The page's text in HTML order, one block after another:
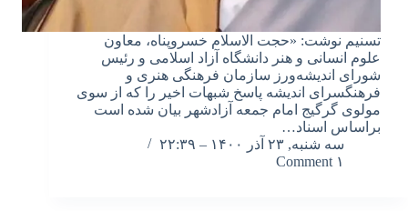
تسنیم نوشت: «حجت الاسلام خسروپناه، معاون
علوم انسانی و هنر دانشگاه آزاد اسلامی و رئیس
شورای اندیشه‌ورز سازمان فرهنگی هنری و
فرهنگسرای اندیشه پاسخ شبهات اخیر را که از سوی
مولوی گرگیج امام جمعه آزادشهر بیان شده است
براساس اسناد…
سه شنبه, ۲۳ آذر ۱۴۰۰ – ۲۲:۳۹
۱ Comment